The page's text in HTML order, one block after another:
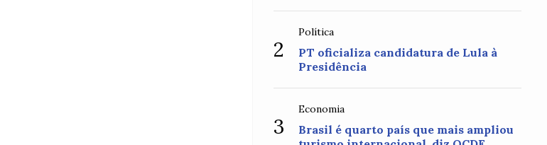
2
Política
PT oficializa candidatura de Lula à
Presidência
3
Economia
Brasil é quarto país que mais ampliou